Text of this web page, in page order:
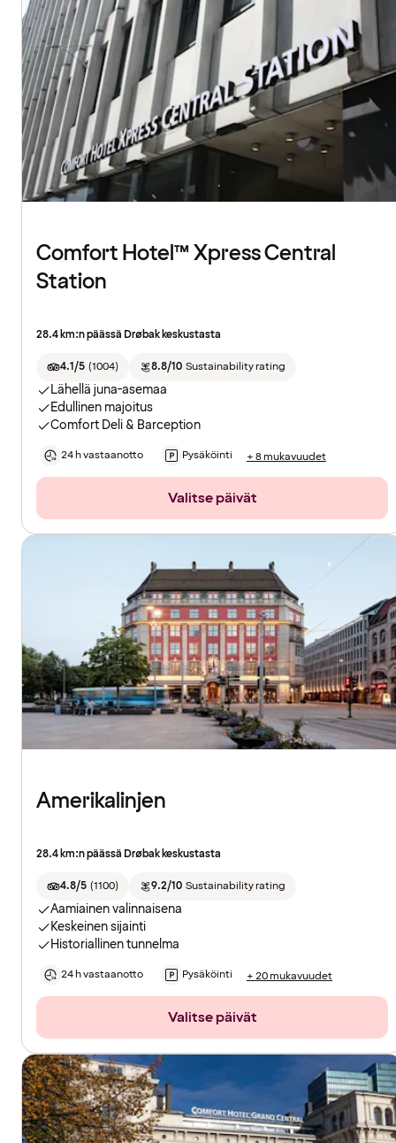
Comfort Hotel™ Xpress Central
Station
28.4 km:n päässä Drøbak keskustasta
4.1/5 (1004) 8.8/10 Sustainability rating
Lähellä juna-asemaa
Edullinen majoitus
Comfort Deli & Barception
24 h vastaanotto Pysäköinti + 8 mukavuudet
Valitse päivät
Amerikalinjen
28.4 km:n päässä Drøbak keskustasta
4.8/5 (1100) 9.2/10 Sustainability rating
Aamiainen valinnaisena
Keskeinen sijainti
Historiallinen tunnelma
24 h vastaanotto Pysäköinti + 20 mukavuudet
Valitse päivät